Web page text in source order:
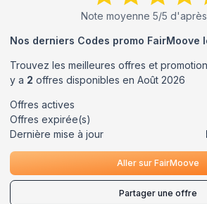
Note moyenne 5/5 d'après
Nos derniers Codes promo FairMoove
Trouvez les meilleures offres et
y a 2 offres disponibles en Août 2026
Offres actives
Offres expirée(s)
Dernière mise à jour
Aller sur FairMoove
Partager une offre